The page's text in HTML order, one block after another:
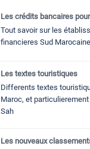
Les crédits bancaires
Tout savoir sur les
financieres Sud Marocaine
Les textes touristiques
Differents textes
Maroc, et
Sah
Les nouveaux